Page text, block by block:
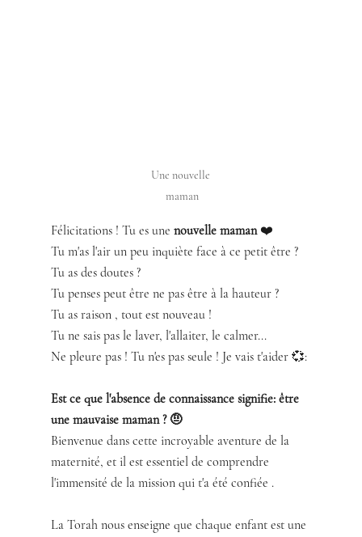
Une nouvelle
maman
Félicitations ! Tu es une nouvelle maman ❤️
Tu m'as l'air un peu inquiète face à ce petit être ?
Tu as des doutes ?
Tu penses peut être ne pas être à la hauteur ?
Tu as raison , tout est nouveau !
Tu ne sais pas le laver, l'allaiter, le calmer...
Ne pleure pas ! Tu n'es pas seule ! Je vais t'aider 💞:
Est ce que l'absence de connaissance signifie: être
une mauvaise maman ? 🤨
Bienvenue dans cette incroyable aventure de la
maternité, et il est essentiel de comprendre
l'immensité de la mission qui t'a été confiée .
La Torah nous enseigne que chaque enfant est une